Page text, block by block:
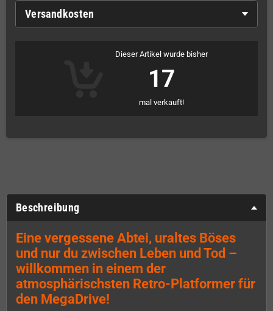
Versandkosten
Dieser Artikel wurde bisher
17
mal verkauft!
Beschreibung
Eine vergessene Abtei, uraltes Böses
und nur du zwischen Leben und Tod –
willkommen in einem der
atmosphärischsten Retro-Platformer für
den MegaDrive!